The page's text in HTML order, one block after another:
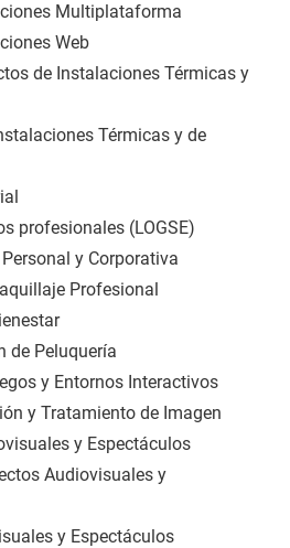
Multiplataforma
Web
de Instalaciones Térmicas y
Térmicas y de
profesionales (LOGSE)
y Corporativa
Profesional
de Peluquería
y Entornos Interactivos
y Tratamiento de Imagen
y Espectáculos
Audiovisuales y
y Espectáculos